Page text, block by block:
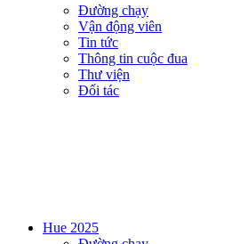
Đường chạy
Vận động viên
Tin tức
Thông tin cuộc đua
Thư viện
Đối tác
Hue 2025